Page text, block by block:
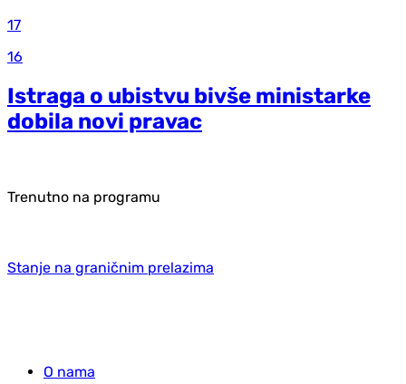
17
16
Istraga o ubistvu bivše ministarke
dobila novi pravac
Trenutno na programu
Stanje na graničnim prelazima
O nama